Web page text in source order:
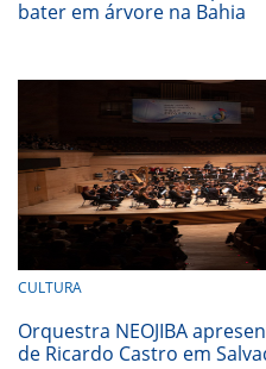
bater em árvore na Bahia
CULTURA
Orquestra NEOJIBA
de Ricardo Castro em